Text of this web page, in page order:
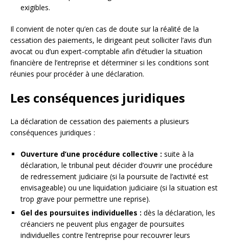
exigibles.
Il convient de noter qu’en cas de doute sur la réalité de la
cessation des paiements, le dirigeant peut solliciter l’avis d’un
avocat ou d’un expert-comptable afin d’étudier la situation
financière de l’entreprise et déterminer si les conditions sont
réunies pour procéder à une déclaration.
Les conséquences juridiques
La déclaration de cessation des paiements a plusieurs
conséquences juridiques :
Ouverture d’une procédure collective : suite à la
déclaration, le tribunal peut décider d’ouvrir une procédure
de redressement judiciaire (si la poursuite de l’activité est
envisageable) ou une liquidation judiciaire (si la situation est
trop grave pour permettre une reprise).
Gel des poursuites individuelles : dès la déclaration, les
créanciers ne peuvent plus engager de poursuites
individuelles contre l’entreprise pour recouvrer leurs